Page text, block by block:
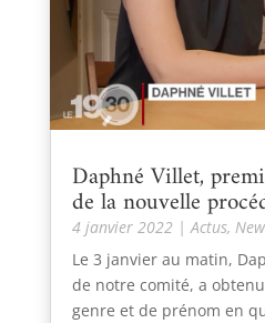
Daphné Villet,
de la nouvelle
4 janvier 2022| Actus,
Le 3 janvier au matin,
de notre comité, a
genre et de prénom en